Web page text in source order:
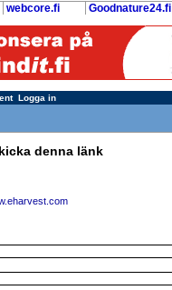
webcore.fi Goodnature24.fi
Logga in
denna länk